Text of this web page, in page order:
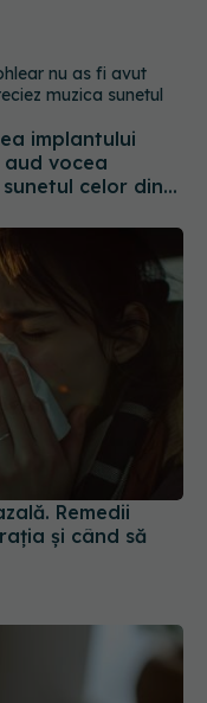
aud vocea
celor din
Remedii
și când să